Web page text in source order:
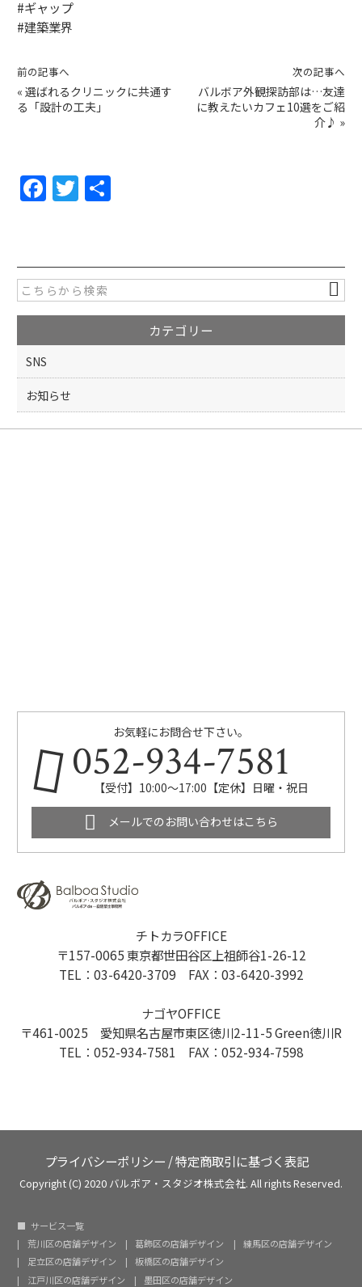
#ギャップ
#建築業界
前の記事へ
« 選ばれるクリニックに共通す
る「設計の工夫」
次の記事へ
バルボア外観探訪部は…友達
に教えたいカフェ10選をご紹
介♪ »
F
a
e
b
o
o
k
T
w
er
カテゴリー
SNS
お知らせ
お気軽にお問合せ下さい。
052-934-7581
【受付】10:00～17:00【定休】日曜・祝日
メールでのお問い合わせはこちら
チトカラOFFICE
〒157-0065 東京都世田谷区上祖師谷1-26-12
TEL：03-6420-3709 FAX：03-6420-3992
ナゴヤOFFICE
〒461-0025 愛知県名古屋市東区徳川2-11-5 Green徳川R
TEL：052-934-7581 FAX：052-934-7598
プライバシーポリシー /特定商取引に基づく表記
Copyright (C) 2020 バルボア・スタジオ株式会社. All rights Reserved.
サービス一覧
荒川区の店舗デザイン
葛飾区の店舗デザイン
練馬区の店舗デザイン
足立区の店舗デザイン
板橋区の店舗デザイン
江戸川区の店舗デザイン
墨田区の店舗デザイン